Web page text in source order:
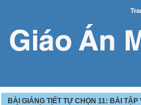
BÀI GIẢNG TIẾT TỰ CHỌN 11: BÀI